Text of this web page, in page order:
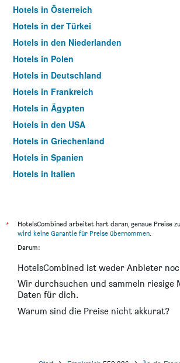
Hotels in Österreich
Hotels in der Türkei
Hotels in den Niederlanden
Hotels in Polen
Hotels in Deutschland
Hotels in Frankreich
Hotels in Ägypten
Hotels in den USA
Hotels in Griechenland
Hotels in Spanien
Hotels in Italien
*
HotelsCombined arbeitet hart daran, genaue Preise
wird keine Garantie für Preise übernommen.
Darum:
HotelsCombined ist weder Anbieter
Wir durchsuchen und sammeln riesige
Daten für dich.
Warum sind die Preise nicht akkurat?